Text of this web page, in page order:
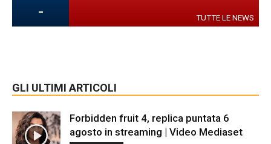
- TUTTE LE NEWS
GLI ULTIMI ARTICOLI
Forbidden fruit 4, replica puntata 6
agosto in streaming | Video Mediaset